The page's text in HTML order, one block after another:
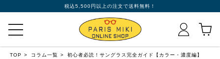
税込5,500円以上の注文で送料無料！
TOP コラム一覧 初心者必読！サングラス完全ガイド【カラー・濃度編】